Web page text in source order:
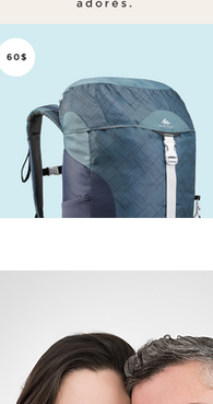
Outaouais